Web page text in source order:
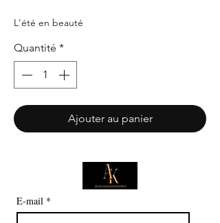
L'été en beauté
Quantité *
Ajouter au panier
E-mail *